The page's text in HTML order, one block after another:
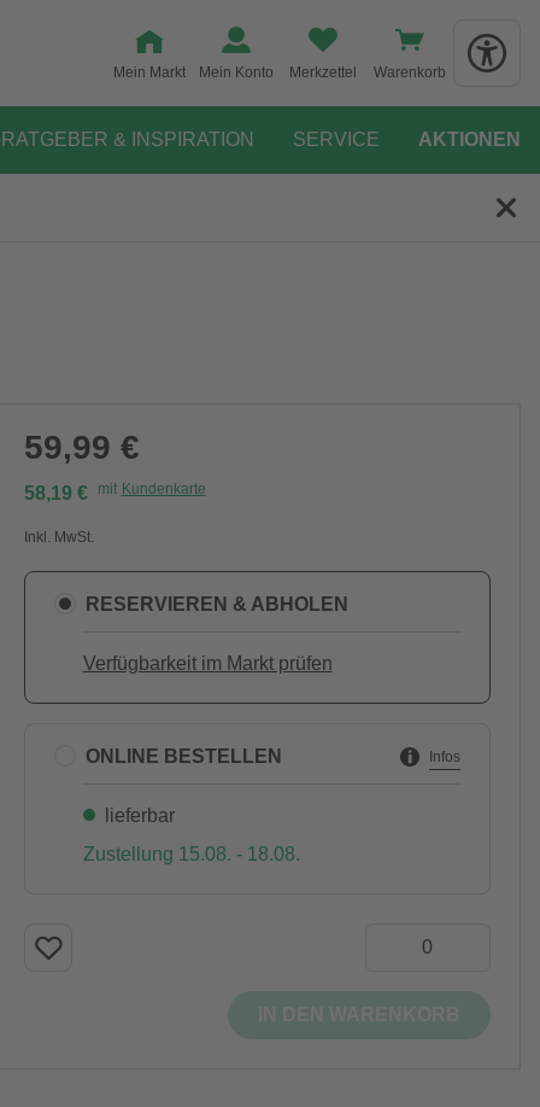
Mein Markt Mein Konto Merkzettel Warenkorb
RATGEBER & INSPIRATION SERVICE AKTIONEN
59,99 €
58,19 € mit Kundenkarte
Inkl. MwSt.
RESERVIEREN & ABHOLEN
Verfügbarkeit im Markt prüfen
ONLINE BESTELLEN Infos
lieferbar
Zustellung 15.08. - 18.08.